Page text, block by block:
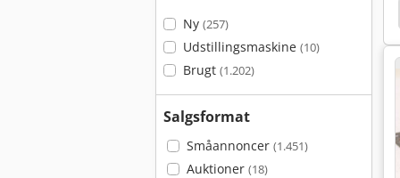
Ny (257)
Udstillingsmaskine (10)
Brugt (1.202)
Salgsformat
Småannoncer (1.451)
Auktioner (18)
Borehovedet